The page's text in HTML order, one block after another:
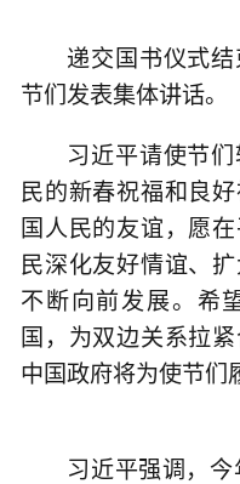
递交国书仪式
节们发表集体讲话。
习近平请使节
民的新春祝福和良
国人民的友谊，愿
民深化友好情谊、
不断向前发展。希
国，为双边关系拉
中国政府将为使节们
习近平强调，